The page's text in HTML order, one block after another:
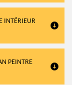
INTÉRIEUR
PEINTRE